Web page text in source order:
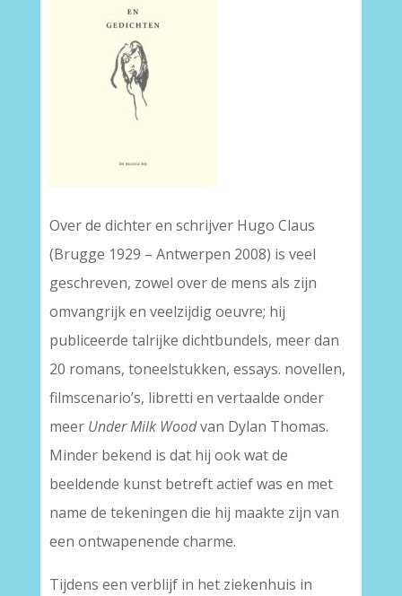
Over de dichter en schrijver Hugo Claus
(Brugge 1929 – Antwerpen 2008) is veel
geschreven, zowel over de mens als zijn
omvangrijk en veelzijdig oeuvre; hij
publiceerde talrijke dichtbundels, meer dan
20 romans, toneelstukken, essays. novellen,
filmscenario’s, libretti en vertaalde onder
meer Under Milk Woodvan Dylan Thomas.
Minder bekend is dat hij ook wat de
beeldende kunst betreft actief was en met
name de tekeningen die hij maakte zijn van
een ontwapenende charme.
Tijdens een verblijf in het ziekenhuis in